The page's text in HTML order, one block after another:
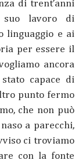
di trent’anni
suo lavoro di
linguaggio e ai
per essere il
ancora
capace di
punto fermo
che non può
a parecchi,
ci troviamo
con la fonte